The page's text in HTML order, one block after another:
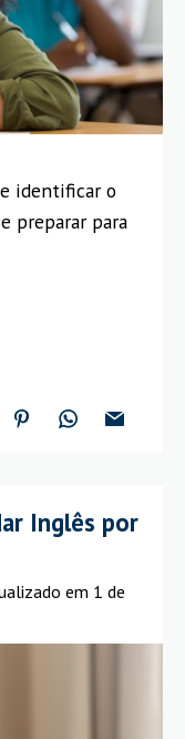
identificar o
preparar para
Inglês por
em 1 de